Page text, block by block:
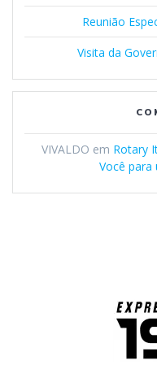
Reunião
Visita da
VIVALDO em Rotary
Você para